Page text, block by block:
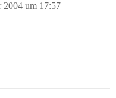
2004 um 17:57